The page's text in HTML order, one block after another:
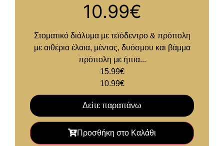
10.99€
Στοματικό διάλυμα με τεϊόδεντρο & πρόπολη
με αιθέρια έλαια, μέντας, δυόσμου και βάμμα
πρόπολη με ήπια...
15.99€
10.99€
Δείτε παραπάνω
Προσθήκη στο Καλάθι